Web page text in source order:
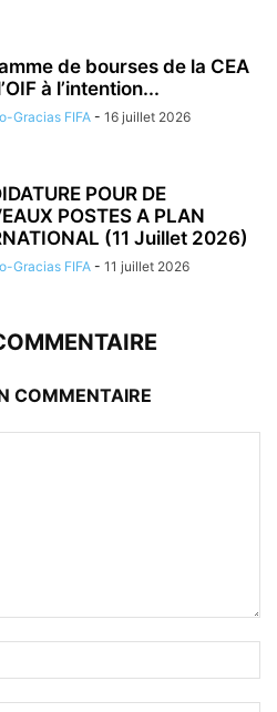
de bourses de la CEA
à l’intention...
Gracias FIFA - 16 juillet 2026
POUR DE
POSTES A PLAN
(11 Juillet 2026)
Gracias FIFA - 11 juillet 2026
COMMENTAIRE